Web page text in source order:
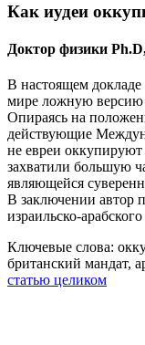
Как иудеи
Доктор физики
В настоящем докладе
мире ложную версию
Опираясь на
действующие
не евреи оккупируют
захватили большую
являющейся
В заключении автор
израильско-
Ключевые слова:
британский мандат,
статью целиком